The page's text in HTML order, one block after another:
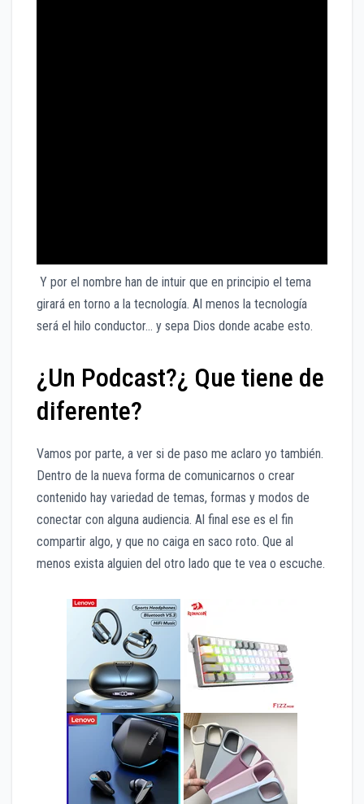
Y por el nombre han de intuir que en principio el tema
girará en torno a la tecnología. Al menos la tecnología
será el hilo conductor… y sepa Dios donde acabe esto.
¿Un Podcast?¿ Que tiene de
diferente?
Vamos por parte, a ver si de paso me aclaro yo también.
Dentro de la nueva forma de comunicarnos o crear
contenido hay variedad de temas, formas y modos de
conectar con alguna audiencia. Al final ese es el fin
compartir algo, y que no caiga en saco roto. Que al
menos exista alguien del otro lado que te vea o escuche.